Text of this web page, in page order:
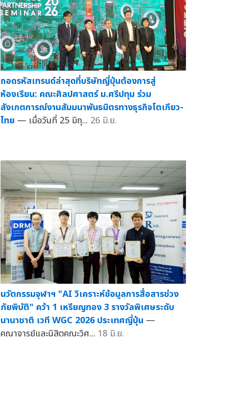
ถอดรหัสเทรนด์ล่าสุดที่บริษัทญี่ปุ่นต้องการสู่
ห้องเรียน: คณะศิลปศาสตร์ ม.ศรีปทุม ร่วม
สังเกตการณ์งานสัมมนาพันธมิตรทางธุรกิจโตเกียว-
ไทย — เมื่อวันที่ 25 มิถุ... 26 มิ.ย.
นวัตกรรมจุฬาฯ "AI วิเคราะห์ข้อมูลการสื่อสารช่วง
ภัยพิบัติ" คว้า 1 เหรียญทอง 3 รางวัลพิเศษระดับ
นานาชาติ เวที WGC 2026 ประเทศญี่ปุ่น —
คณาจารย์และนิสิตคณะวิศ... 18 มิ.ย.